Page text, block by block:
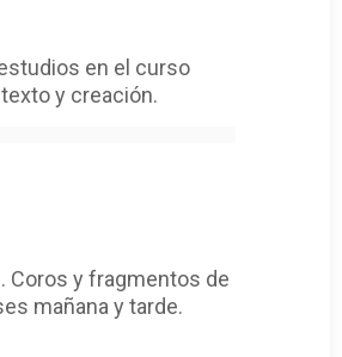
en el curso
y creación.
Coros y fragmentos de
mañana y tarde.